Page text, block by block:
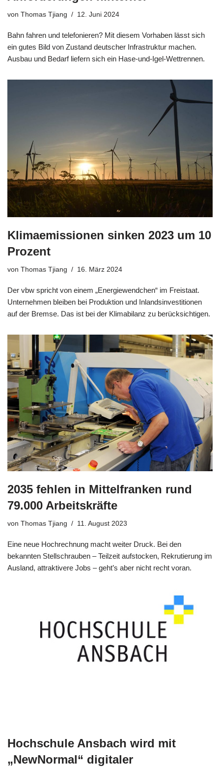
von Thomas Tjiang 12. Juni 2024
Bahn fahren und telefonieren? Mit diesem Vorhaben lässt sich
ein gutes Bild von Zustand deutscher Infrastruktur machen.
Ausbau und Bedarf liefern sich ein Hase-und-Igel-Wettrennen.
Klimaemissionen sinken 2023 um 10
Prozent
von Thomas Tjiang 16. März 2024
Der vbw spricht von einem „Energiewendchen“ im Freistaat.
Unternehmen bleiben bei Produktion und Inlandsinvestitionen
auf der Bremse. Das ist bei der Klimabilanz zu berücksichtigen.
2035 fehlen in Mittelfranken rund
79.000 Arbeitskräfte
von Thomas Tjiang 11. August 2023
Eine neue Hochrechnung macht weiter Druck. Bei den
bekannten Stellschrauben – Teilzeit aufstocken, Rekrutierung im
Ausland, attraktivere Jobs – geht’s aber nicht recht voran.
Hochschule Ansbach wird mit
„NewNormal“ digitaler